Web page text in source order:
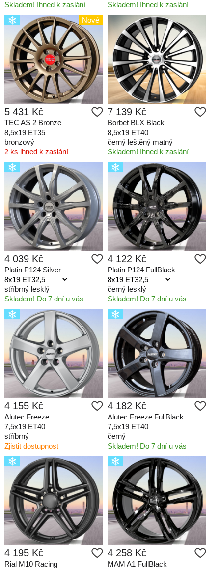
Skladem! Ihned k zaslání
Skladem! Ihned k zaslání
Nové
5 431 Kč
TEC AS 2 Bronze
8,5x19 ET35
bronzový
2 ks ihned k zaslání
7 139 Kč
Borbet BLX Black
8,5x19 ET40
černý leštěný matný
Skladem! Ihned k zaslání
4 039 Kč
Platin P124 Silver
stříbrný lesklý
Skladem! Do 7 dní u vás
4 122 Kč
Platin P124 FullBlack
černý lesklý
Skladem! Do 7 dní u vás
4 155 Kč
Alutec Freeze
7,5x19 ET40
stříbrný
Zjistit dostupnost
4 182 Kč
Alutec Freeze FullBlack
7,5x19 ET40
černý
Skladem! Do 7 dní u vás
4 195 Kč
Rial M10 Racing
4 258 Kč
MAM A1 FullBlack